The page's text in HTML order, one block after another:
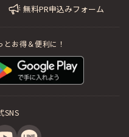
無料PR申込みフォーム
お得＆便利に！
SNS